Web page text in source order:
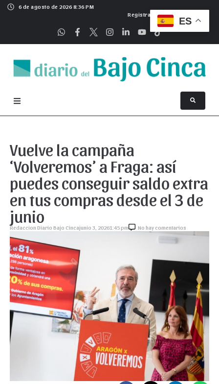
6 de agosto de 2026 8:36 PM
Registrarse
Vuelve la campaña
‘Volveremos’ a Fraga: así
puedes conseguir saldo extra
en tus compras desde el 3 de
junio
Redaccion Diario Bajo Cincajunio 3, 20261:45 pm No hay comentarios
ES